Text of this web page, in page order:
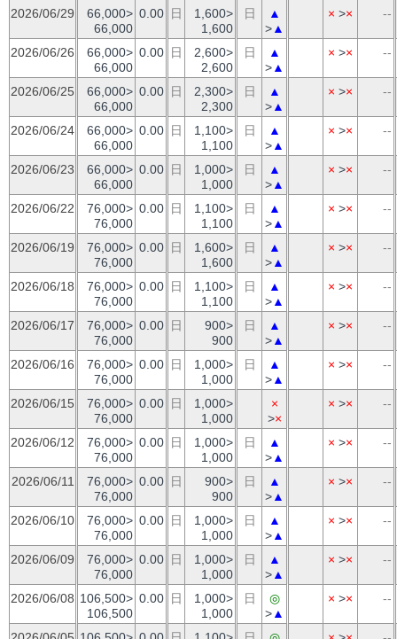
2026/06/29
66,000>
66,000
0.00 日
1,600>
1,600
日
▲
>▲
× >× --
2026/06/26
66,000>
66,000
0.00 日
2,600>
2,600
日
▲
>▲
× >× --
2026/06/25
66,000>
66,000
0.00 日
2,300>
2,300
日
▲
>▲
× >× --
2026/06/24
66,000>
66,000
0.00 日
1,100>
1,100
日
▲
>▲
× >× --
2026/06/23
66,000>
66,000
0.00 日
1,000>
1,000
日
▲
>▲
× >× --
2026/06/22
76,000>
76,000
0.00 日
1,100>
1,100
日
▲
>▲
× >× --
2026/06/19
76,000>
76,000
0.00 日
1,600>
1,600
日
▲
>▲
× >× --
2026/06/18
76,000>
76,000
0.00 日
1,100>
1,100
日
▲
>▲
× >× --
2026/06/17
76,000>
76,000
0.00 日
900>
900
日
▲
>▲
× >× --
2026/06/16
76,000>
76,000
0.00 日
1,000>
1,000
日
▲
>▲
× >× --
2026/06/15
76,000>
76,000
0.00 日
1,000>
1,000
×
>×
× >× --
2026/06/12
76,000>
76,000
0.00 日
1,000>
1,000
日
▲
>▲
× >× --
2026/06/11
76,000>
76,000
0.00 日
900>
900
日
▲
>▲
× >× --
2026/06/10
76,000>
76,000
0.00 日
1,000>
1,000
日
▲
>▲
× >× --
2026/06/09
76,000>
76,000
0.00 日
1,000>
1,000
日
▲
>▲
× >× --
2026/06/08 106,500>
106,500
0.00 日
1,000>
1,000
日
◎
>▲
× >× --